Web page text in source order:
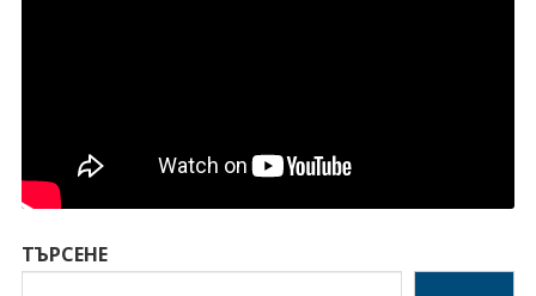
ТЪРСЕНЕ